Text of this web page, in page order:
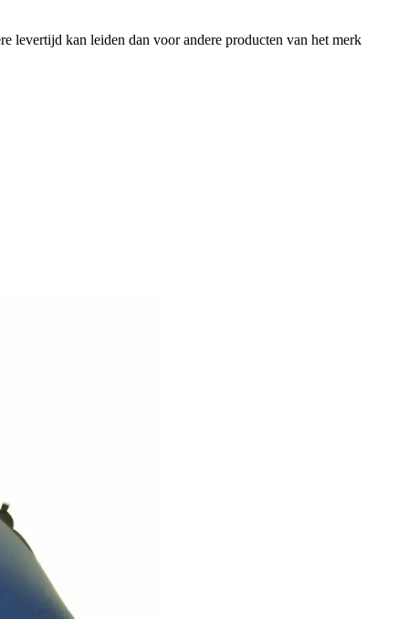
levertijd kan leiden dan voor andere producten van het merk